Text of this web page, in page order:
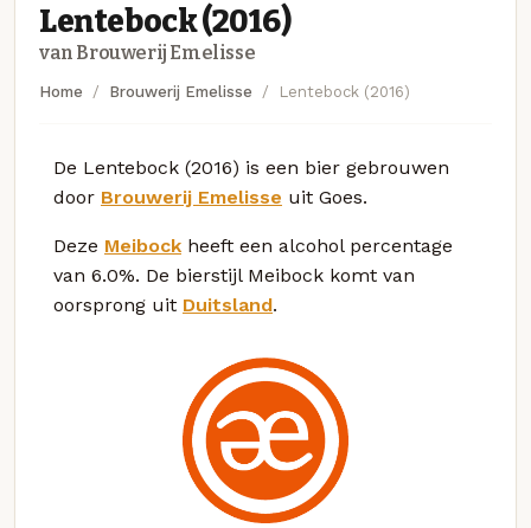
Lentebock (2016)
van Brouwerij Emelisse
Home Brouwerij Emelisse Lentebock (2016)
De Lentebock (2016) is een bier gebrouwen
door Brouwerij Emelisse uit Goes.
Deze Meibock heeft een alcohol percentage
van 6.0%. De bierstijl Meibock komt van
oorsprong uit Duitsland.